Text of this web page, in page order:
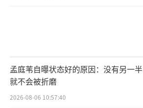
孟庭苇自曝状态好的原因：没有另一半
就不会被折磨
2026-08-06 10:57:40